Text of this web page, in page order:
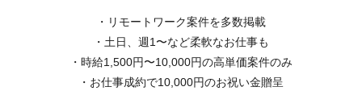
・リモートワーク案件を多数掲載
・土日、週1〜など柔軟なお仕事も
・時給1,500円〜10,000円の高単価案件のみ
・お仕事成約で10,000円のお祝い金贈呈